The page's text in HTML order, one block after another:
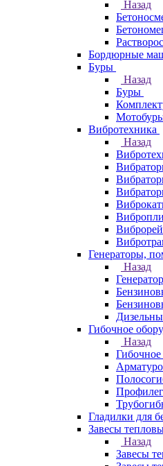
Назад
Бордюрные
Буры
Назад
Буры
Вибротехника
Назад
Генераторы,
Назад
Гибочное
Назад
Гибочное
Гладилки для
Завесы
Назад
Завесы